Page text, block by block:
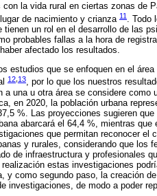
con la vida rural en ciertas zonas de
de nacimiento y crianza 11 . Todo
tienen un rol en el desarrollo de las
probables fallas a la hora de
afectado los resultados.
estudios que se enfoquen en el
12 13, por lo que los nuestros
a una u otra área se considere
en 2020, la población urbana
%. Las proyecciones sugieren
abarcará el 64,4 %, mientras
que permitan reconocer el
y rurales, considerando que los
de infraestructura y profesionales
estas investigaciones
y como segundo paso, la creación
investigaciones, de modo a poder